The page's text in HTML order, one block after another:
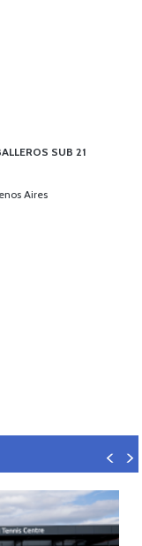
SUB 21
Aires